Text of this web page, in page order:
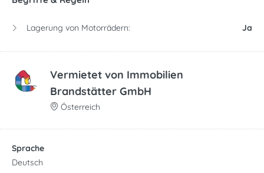
Lagerung von Motorrädern: Ja
Vermietet von Immobilien
Brandstätter GmbH
Österreich
Sprache
Deutsch